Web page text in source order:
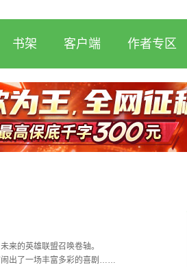
书架 客户端 作者专区
来的英雄联盟召唤卷轴。
闹出了一场丰富多彩的喜剧……